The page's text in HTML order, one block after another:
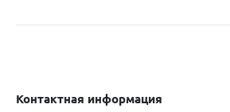
Контактная информация